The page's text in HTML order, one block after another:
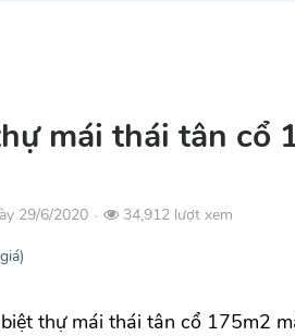
mái thái tân cổ
29/6/2020 ● 34,912 lượt xem
thự mái thái tân cổ 175m2